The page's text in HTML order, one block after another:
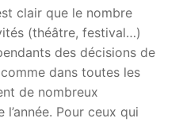
clair que le nombre
(théâtre, festival…)
des décisions de
dans toutes les
de nombreux
Pour ceux qui